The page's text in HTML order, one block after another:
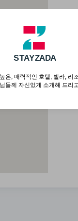
STAYZADA
은, 매력적인 호텔, 빌라, 리
들께 자신있게 소개해 드리